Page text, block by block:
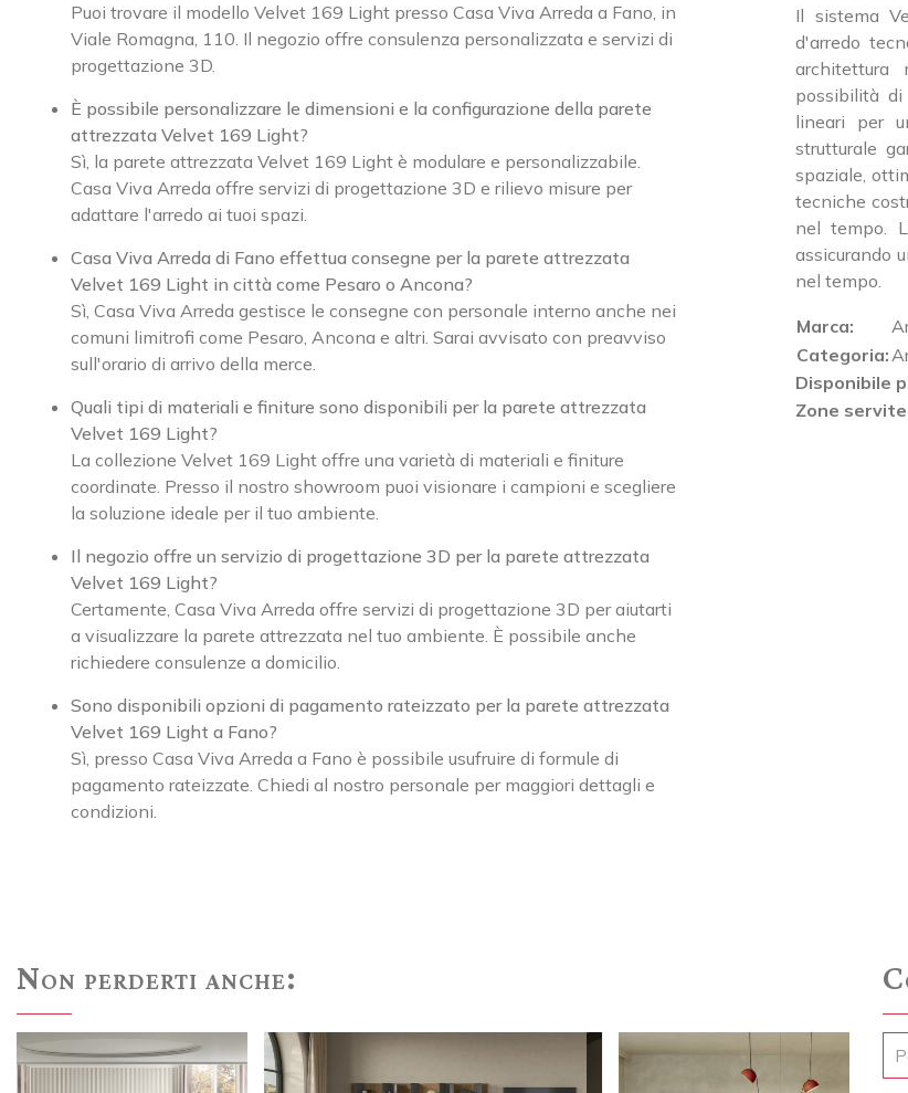
Puoi trovare il modello Velvet 169 Light presso Casa Viva Arreda a Fano, in
Viale Romagna, 110. Il negozio offre consulenza personalizzata e servizi di
progettazione 3D.
È possibile personalizzare le dimensioni e la configurazione della parete
attrezzata Velvet 169 Light?
Sì, la parete attrezzata Velvet 169 Light è modulare e personalizzabile.
Casa Viva Arreda offre servizi di progettazione 3D e rilievo misure per
adattare l'arredo ai tuoi spazi.
Casa Viva Arreda di Fano effettua consegne per la parete attrezzata
Velvet 169 Light in città come Pesaro o Ancona?
Sì, Casa Viva Arreda gestisce le consegne con personale interno anche nei
comuni limitrofi come Pesaro, Ancona e altri. Sarai avvisato con preavviso
sull'orario di arrivo della merce.
Quali tipi di materiali e finiture sono disponibili per la parete attrezzata
Velvet 169 Light?
La collezione Velvet 169 Light offre una varietà di materiali e finiture
coordinate. Presso il nostro showroom puoi visionare i campioni e scegliere
la soluzione ideale per il tuo ambiente.
Il negozio offre un servizio di progettazione 3D per la parete attrezzata
Velvet 169 Light?
Certamente, Casa Viva Arreda offre servizi di progettazione 3D per aiutarti
a visualizzare la parete attrezzata nel tuo ambiente. È possibile anche
richiedere consulenze a domicilio.
Sono disponibili opzioni di pagamento rateizzato per la parete attrezzata
Velvet 169 Light a Fano?
Sì, presso Casa Viva Arreda a Fano è possibile usufruire di formule di
pagamento rateizzate. Chiedi al nostro personale per maggiori dettagli e
condizioni.
Il sistema
d'arredo
architettura
possibilità
lineari per
strutturale
spaziale,
tecniche
nel tempo.
assicurando
nel tempo.
Marca:
Categoria:
Disponibile
Zone
Non perderti anche: